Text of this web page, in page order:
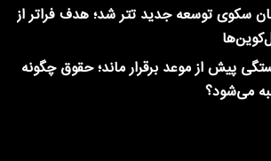
سکوی توسعه جدید تتر شد؛ هدف فراتر از
پیش از موعد برقرار ماند؛ حقوق چگونه
می‌شود؟